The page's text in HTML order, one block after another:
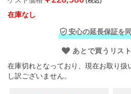
ラ
リ
に
移
在庫なし
安心の延長保証を
あとで買うリス
在庫切れとなっており、現在お取り扱
し訳ございません。